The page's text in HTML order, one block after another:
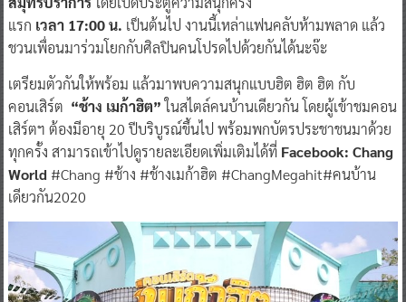
แรก เวลา 17:00น. เป็นต้นไป งานนี้เหล่าแฟนคลับห้ามพลาด แล้ว
ชวนเพื่อนมาร่วมโยกกับศิลปินคนโปรดไปด้วยกันได้นะจ๊ะ
เตรียมตัวกันให้พร้อม แล้วมาพบความสนุกแบบฮิต ฮิต ฮิต กับ
คอนเสิร์ต “ช้าง เมก้าฮิต”ในสไตล์คนบ้านเดียวกัน โดยผู้เข้าชมคอน
เสิร์ตฯ ต้องมีอายุ 20 ปีบริบูรณ์ขึ้นไป พร้อมพกบัตรประชาชนมาด้วย
ทุกครั้ง สามารถเข้าไปดูรายละเอียดเพิ่มเติมได้ที่ Facebook: Chang
World #Chang #ช้าง #ช้างเมก้าฮิต #ChangMegahit#คนบ้าน
เดียวกัน2020